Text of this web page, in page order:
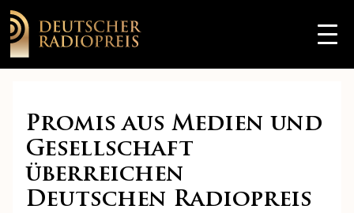
Promis aus Medien und
Gesellschaft
überreichen
Deutschen Radiopreis